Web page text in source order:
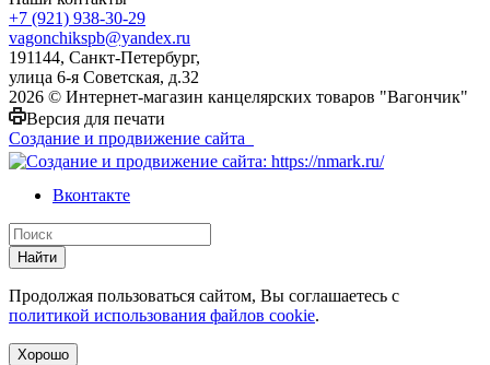
+7 (921) 938-30-29
vagonchikspb@yandex.ru
191144, Санкт-Петербург,
улица 6-я Советская, д.32
2026 © Интернет-магазин канцелярских товаров "Вагончик"
Версия для печати
Создание и продвижение сайта
Вконтакте
Найти
Продолжая пользоваться сайтом, Вы соглашаетесь с
политикой использования файлов cookie.
Хорошо